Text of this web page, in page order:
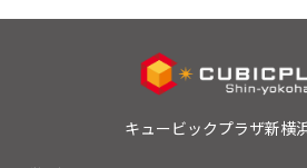
キュービックプラザ新横